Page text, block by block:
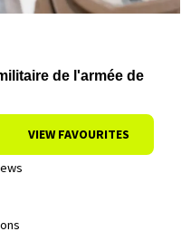
de l'armée de
VIEW FAVOURITES